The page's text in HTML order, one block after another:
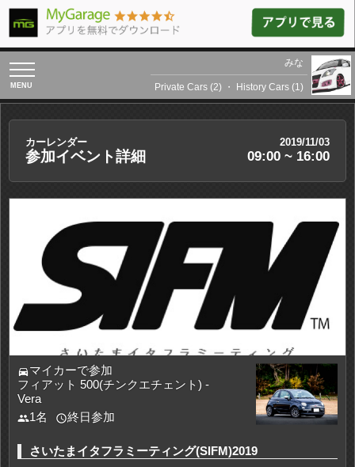
toggle
navigation
みな
Private Cars (2) ・ History Cars (1)
カーレンダー 2019/11/03
参加イベント詳細 09:00 ~ 16:00
directions_carマイカーで参加
フィアット 500(チンクエチェント) -
Vera
people1名 access_time終日参加
さいたまイタフラミーティング(SIFM)2019